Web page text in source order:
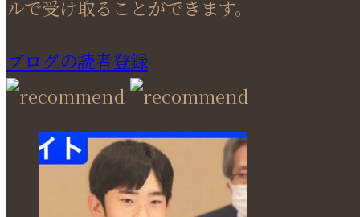
ルで受け取ることができます。
ブログの読者登録